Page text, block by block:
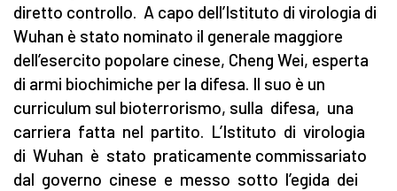
diretto controllo. A capo dell’Istituto di virologia di
Wuhan è stato nominato il generale maggiore
dell’esercito popolare cinese, Cheng Wei, esperta
di armi biochimiche per la difesa. Il suo è un
curriculum sul bioterrorismo, sulla difesa, una
carriera fatta nel partito. L’Istituto di virologia
di Wuhan è stato praticamente commissariato
dal governo cinese e messo sotto l’egida dei